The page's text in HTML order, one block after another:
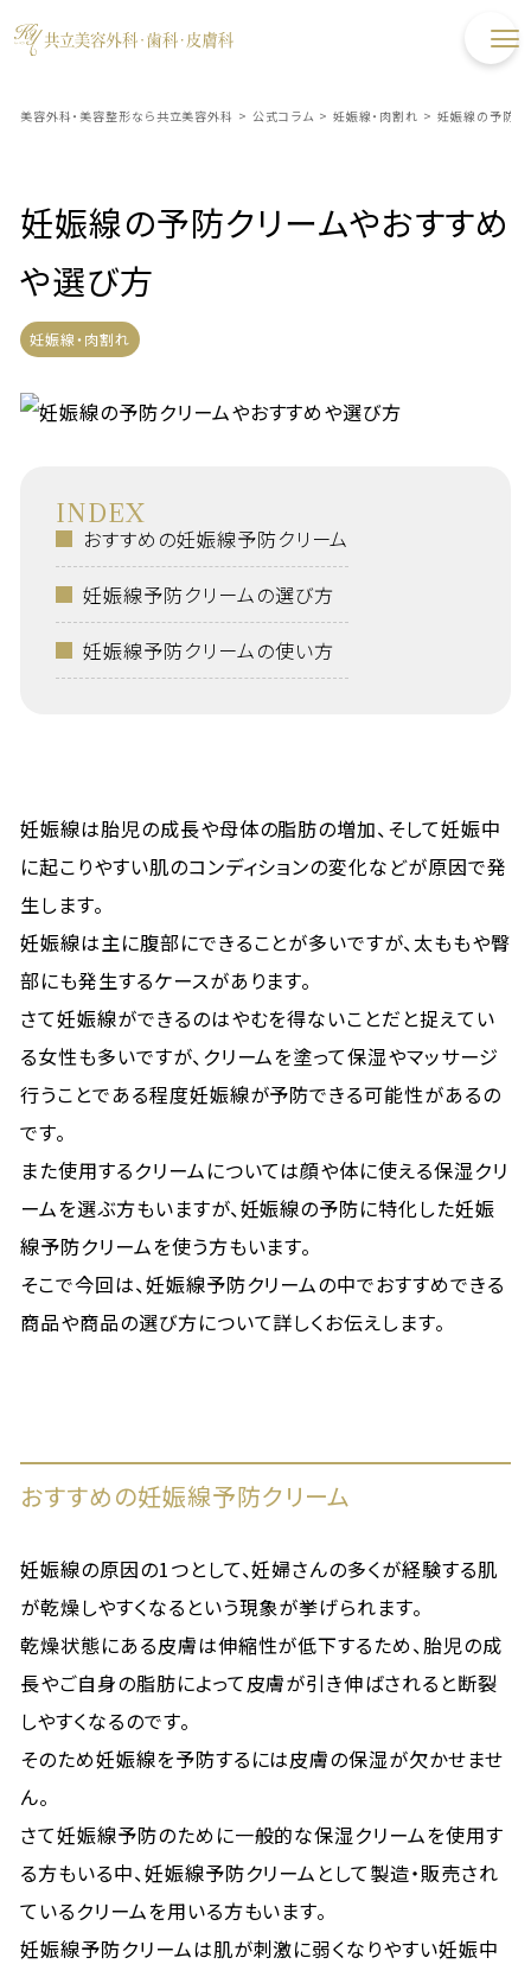
美容外科・美容整形なら共立美容外科 > 公式コラム > 妊娠線・肉割れ > 妊娠線の予防ク
妊娠線の予防クリームやおすすめ
や選び方
妊娠線・肉割れ
INDEX
おすすめの妊娠線予防クリーム
妊娠線予防クリームの選び方
妊娠線予防クリームの使い方
妊娠線は胎児の成長や母体の脂肪の増加、そして妊娠中
に起こりやすい肌のコンディションの変化などが原因で発
生します。
妊娠線は主に腹部にできることが多いですが、太ももや臀
部にも発生するケースがあります。
さて妊娠線ができるのはやむを得ないことだと捉えてい
る女性も多いですが、クリームを塗って保湿やマッサージ
行うことである程度妊娠線が予防できる可能性があるの
です。
また使用するクリームについては顔や体に使える保湿クリ
ームを選ぶ方もいますが、妊娠線の予防に特化した妊娠
線予防クリームを使う方もいます。
そこで今回は、妊娠線予防クリームの中でおすすめできる
商品や商品の選び方について詳しくお伝えします。
おすすめの妊娠線予防クリーム
妊娠線の原因の1つとして、妊婦さんの多くが経験する肌
が乾燥しやすくなるという現象が挙げられます。
乾燥状態にある皮膚は伸縮性が低下するため、胎児の成
長やご自身の脂肪によって皮膚が引き伸ばされると断裂
しやすくなるのです。
そのため妊娠線を予防するには皮膚の保湿が欠かせませ
ん。
さて妊娠線予防のために一般的な保湿クリームを使用す
る方もいる中、妊娠線予防クリームとして製造・販売され
ているクリームを用いる方もいます。
妊娠線予防クリームは肌が刺激に弱くなりやすい妊娠中